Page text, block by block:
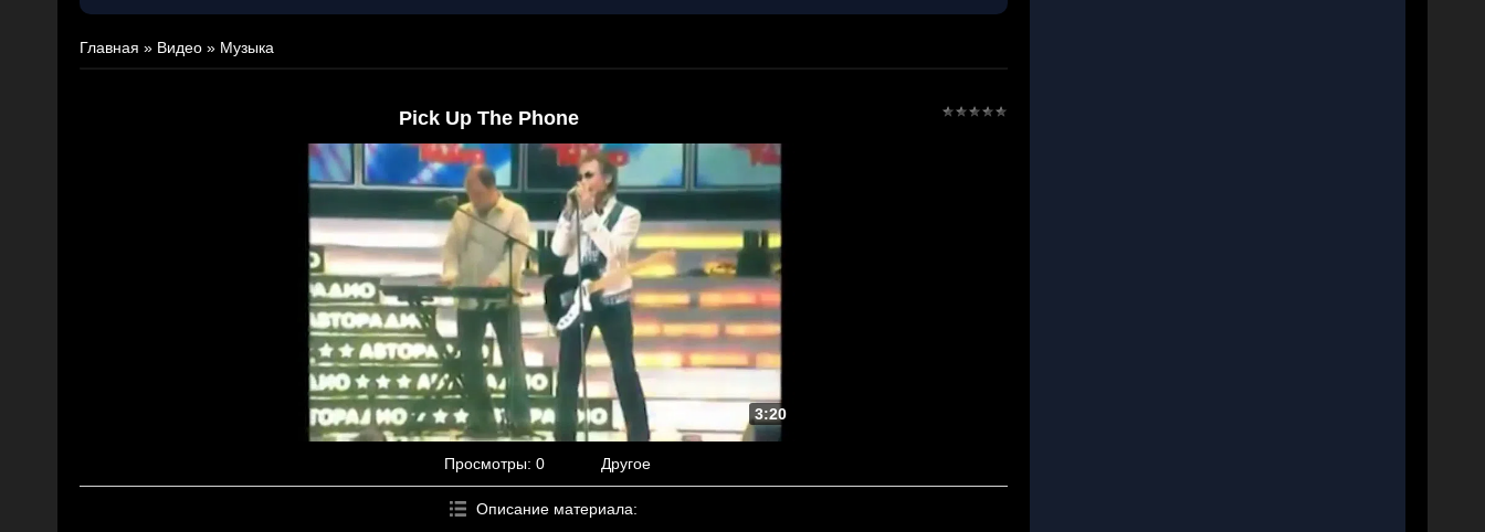
Главная » Видео » Музыка
Pick Up The Phone
3:20
Просмотры: 0 Другое
Описание материала: